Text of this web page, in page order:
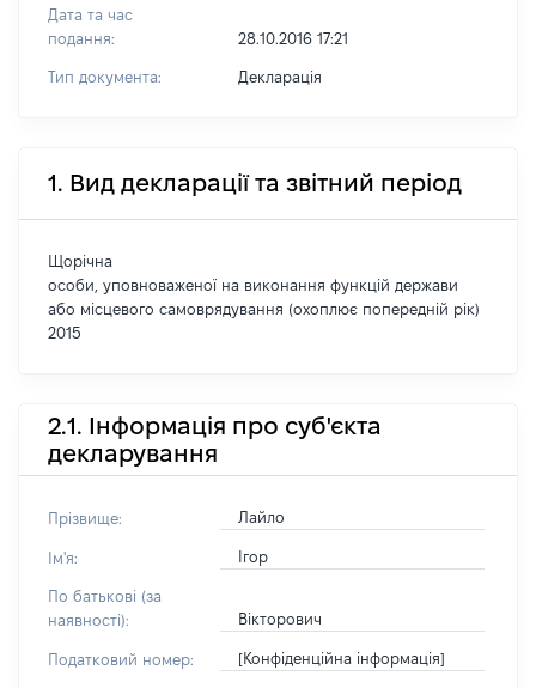
Дата та час
подання:
28.10.2016 17:21
Тип документа: Декларація
1. Вид декларації та звітний період
Щорічна
особи, уповноваженої на виконання функцій держави
або місцевого самоврядування (охоплює попередній рік)
2015
2.1. Інформація про суб'єкта
декларування
Прізвище: Лайло
Ім'я: Ігор
По батькові (за
наявності):
Вікторович
Податковий номер: [Конфіденційна інформація]